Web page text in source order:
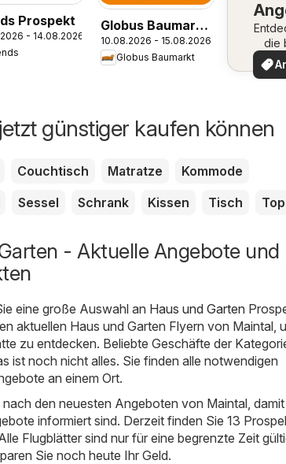
Prospekt
- 14.08.2026
Globus Baumarkt
Prospekt
Dietzenbach
10.08.2026 - 15.08.2026
Globus Baumarkt
die
günstiger kaufen können
Couchtisch Matratze
Kommode
Sessel Schrank Kissen Tisch
- Aktuelle Angebote und
eine große Auswahl an Haus und Garten
aktuellen Haus und Garten Flyern von Maintal,
zu entdecken. Beliebte Geschäfte der
ist noch nicht alles. Sie finden alle notwendigen
an einem Ort.
den neuesten Angeboten von Maintal, damit
informiert sind. Derzeit finden Sie 13
Flugblätter sind nur für eine begrenzte Zeit
Sie noch heute Ihr Geld.